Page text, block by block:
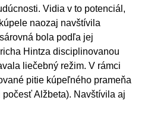
Vidia v to potenciál,
naozaj navštívila
bola podľa jej
Hintza disciplinovanou
liečebný režim. V rámci
pitie kúpeľného prameňa
počesť Alžbeta). Navštívila aj